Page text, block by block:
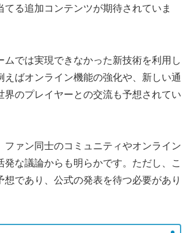
てる追加コンテンツが期待されていま
ムでは実現できなかった新技術を利用し
えばオンライン機能の強化や、新しい通
界のプレイヤーとの交流も予想されてい
ファン同士のコミュニティやオンライン
発な議論からも明らかです。ただし、こ
想であり、公式の発表を待つ必要があり